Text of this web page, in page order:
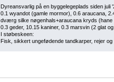
Dyreansvarlig på en byggelegeplads siden juli
0.1 wyandot (gamle mormor), 0.6 araucana,
dværg silke nøgenhals+araucana kryds
0.3 geder, 10.15 kaniner, 0.3 marsvin (2 glat
I støbeskeen:
Fisk, sikkert ungefødende tandkarper, rejer